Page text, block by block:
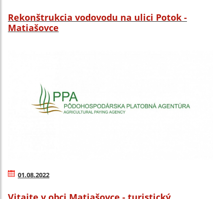
Rekonštrukcia vodovodu na ulici Potok -
Matiašovce
01.08.2022